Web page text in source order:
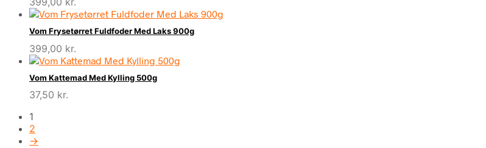
Vom Frysetørret Fuldfoder Med Laks 900g
399,00 kr.
Vom Kattemad Med Kylling 500g
37,50 kr.
1
2
→